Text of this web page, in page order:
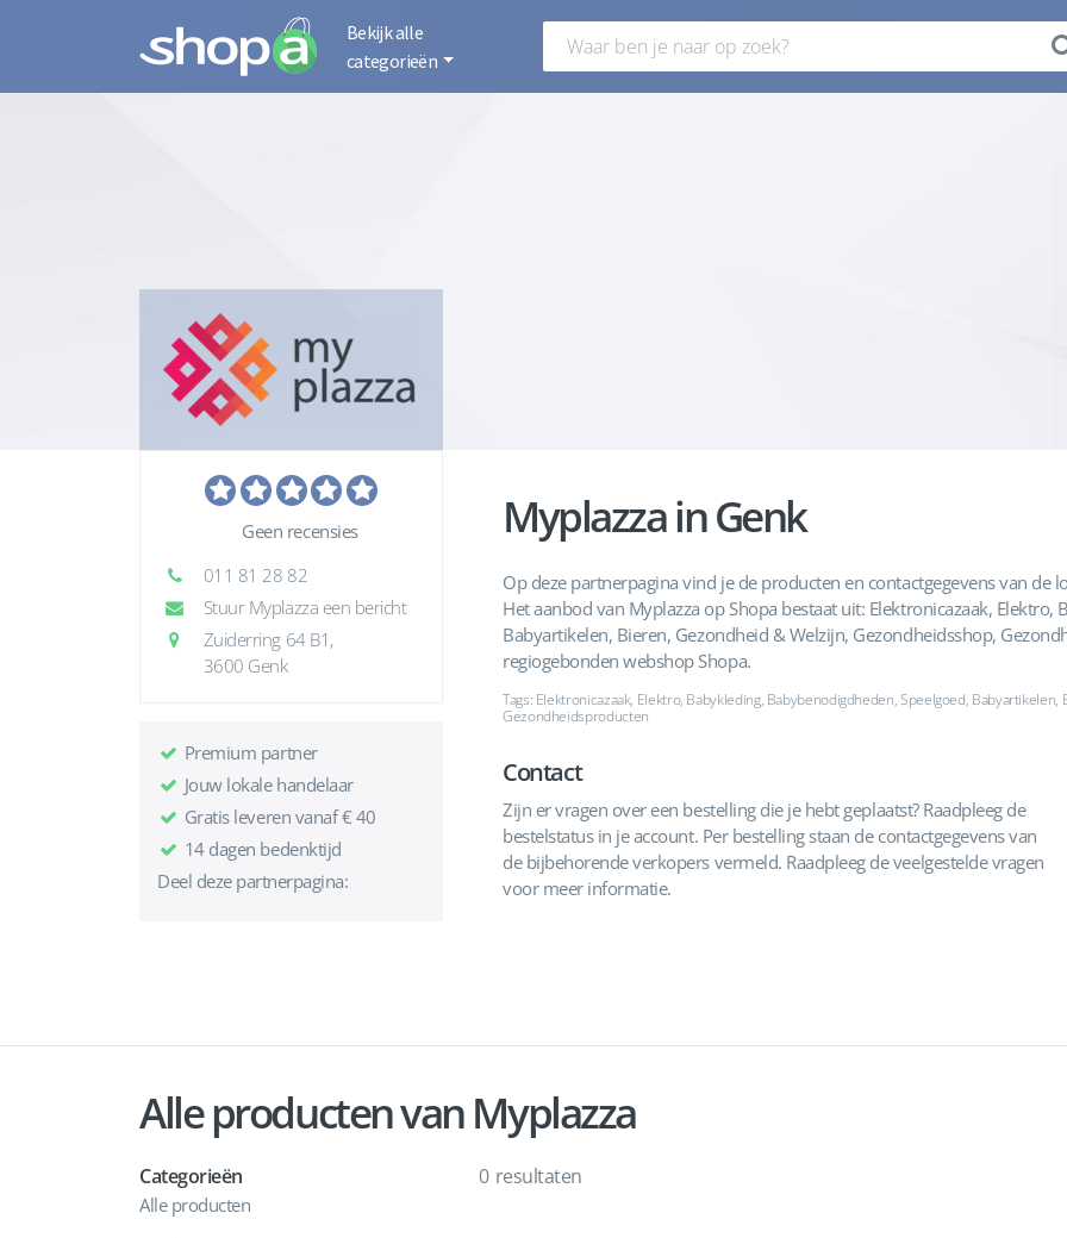
Bekijk alle
categorieën
Geen recensies
011 81 28 82
Stuur Myplazza een bericht
Zuiderring 64 B1,
3600 Genk
Premium partner
Jouw lokale handelaar
Gratis leveren vanaf € 40
14 dagen bedenktijd
Deel deze partnerpagina:
Myplazza in Genk
Op deze partnerpagina vind je de producten en contactgegevens van de
Het aanbod van Myplazza op Shopa bestaat uit: Elektronicazaak,
Babyartikelen, Bieren, Gezondheid & Welzijn, Gezondheidsshop,
regiogebonden webshop Shopa.
Tags: Elektronicazaak, Elektro, Babykleding, Babybenodigdheden, Speelgoed,
Gezondheidsproducten
Contact
Zijn er vragen over een bestelling die je hebt geplaatst? Raadpleeg de
bestelstatus in je account. Per bestelling staan de contactgegevens van
de bijbehorende verkopers vermeld. Raadpleeg de veelgestelde vragen
voor meer informatie.
Alle producten van Myplazza
Categorieën
Alle producten
0 resultaten